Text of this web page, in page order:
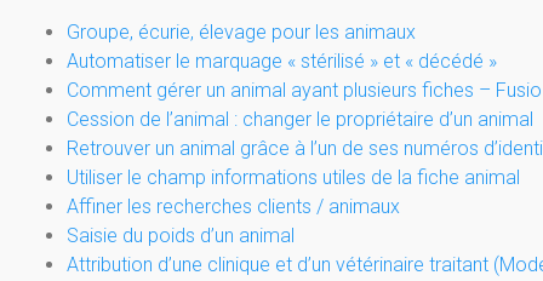
Groupe, écurie, élevage pour les animaux
Automatiser le marquage « stérilisé » et « décédé »
Comment gérer un animal ayant plusieurs fiches –
Cession de l’animal : changer le propriétaire d’un animal
Retrouver un animal grâce à l’un de ses numéros
Utiliser le champ informations utiles de la fiche animal
Affiner les recherches clients / animaux
Saisie du poids d’un animal
Attribution d’une clinique et d’un vétérinaire traitant